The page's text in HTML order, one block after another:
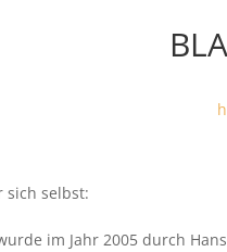
sich selbst:
im Jahr 2005 durch